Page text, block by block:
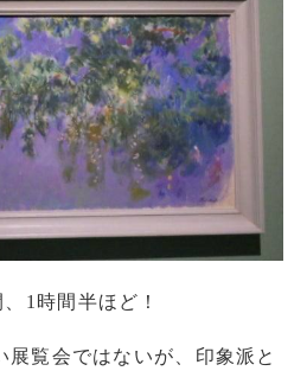
1時間半ほど！
展覧会ではないが、印象派と